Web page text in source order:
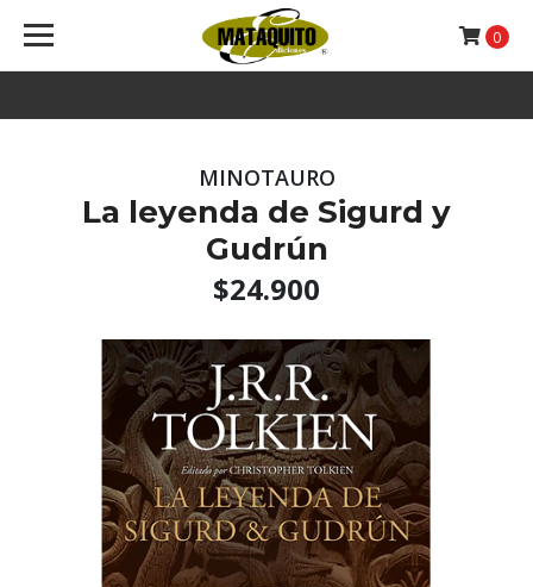
0
MINOTAURO
La leyenda de Sigurd y
Gudrún
$24.900